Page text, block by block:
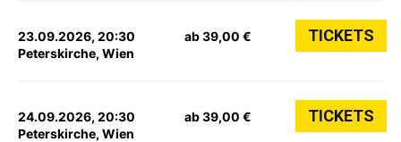
23.09.2026, 20:30
Peterskirche, Wien
ab 39,00 € TICKETS
24.09.2026, 20:30
Peterskirche, Wien
ab 39,00 € TICKETS